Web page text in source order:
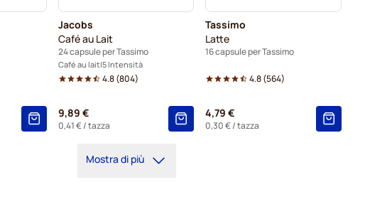
Jacobs
Café au Lait
24 capsule per Tassimo
Café au lait 5 Intensità
4.8(804)
9,89 €
0,41 €/ tazza
Tassimo
Latte
16 capsule per Tassimo
4.8(564)
4,79 €
0,30 €/ tazza
Mostra di più